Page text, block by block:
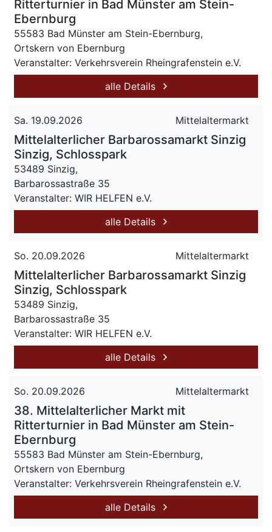
Ritterturnier in Bad Münster am Stein-
Ebernburg
55583 Bad Münster am Stein-Ebernburg,
Ortskern von Ebernburg
Veranstalter: Verkehrsverein Rheingrafenstein e.V.
alle Details
Sa. 19.09.2026 Mittelaltermarkt
Mittelalterlicher Barbarossamarkt Sinzig
Sinzig, Schlosspark
53489 Sinzig,
Barbarossastraße 35
Veranstalter: WIR HELFEN e.V.
alle Details
So. 20.09.2026 Mittelaltermarkt
Mittelalterlicher Barbarossamarkt Sinzig
Sinzig, Schlosspark
53489 Sinzig,
Barbarossastraße 35
Veranstalter: WIR HELFEN e.V.
alle Details
So. 20.09.2026 Mittelaltermarkt
38. Mittelalterlicher Markt mit
Ritterturnier in Bad Münster am Stein-
Ebernburg
55583 Bad Münster am Stein-Ebernburg,
Ortskern von Ebernburg
Veranstalter: Verkehrsverein Rheingrafenstein e.V.
alle Details